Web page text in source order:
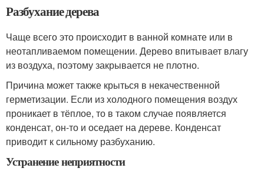
Разбухание дерева
Чаще всего это происходит в ванной комнате или в
неотапливаемом помещении. Дерево впитывает влагу
из воздуха, поэтому закрывается не плотно.
Причина может также крыться в некачественной
герметизации. Если из холодного помещения воздух
проникает в тёплое, то в таком случае появляется
конденсат, он-то и оседает на дереве. Конденсат
приводит к сильному разбуханию.
Устранение неприятности